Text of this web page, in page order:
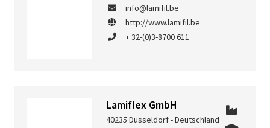
info@lamifil.be
http://www.lamifil.be
+ 32-(0)3-8700 611
Lamiflex GmbH
40235 Düsseldorf - Deutschland